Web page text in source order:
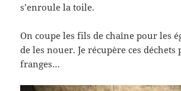
s’enroule la toile.
On coupe les fils de chaîne pour les
de les nouer. Je récupère ces
franges…